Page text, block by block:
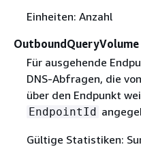
Einheiten: Anzahl
OutboundQueryVolume
Für ausgehende
DNS-Abfragen, die
über den Endpunkt
EndpointId
Gültige Statistiken: